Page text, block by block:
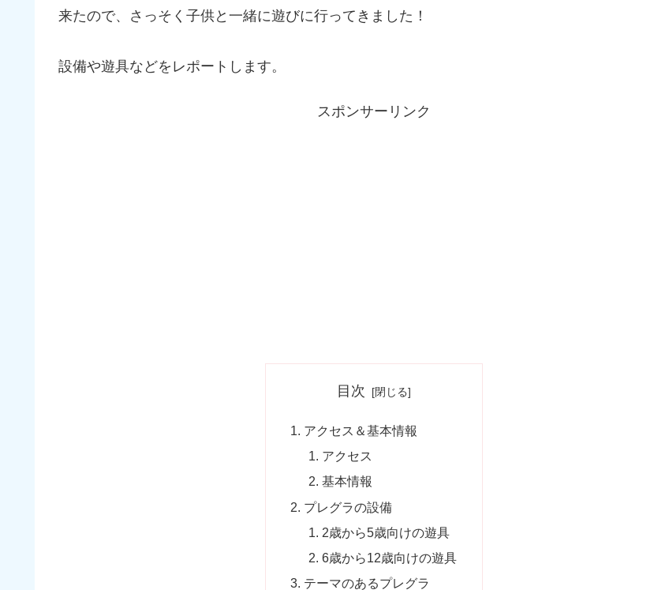
来たので、さっそく子供と一緒に遊びに行ってきました！
設備や遊具などをレポートします。
スポンサーリンク
目次
アクセス＆基本情報
アクセス
基本情報
プレグラの設備
2歳から5歳向けの遊具
6歳から12歳向けの遊具
テーマのあるプレグラ